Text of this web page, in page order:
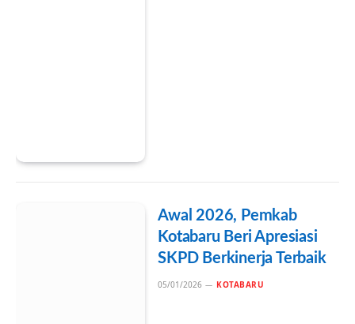
Awal 2026, Pemkab
Kotabaru Beri Apresiasi
SKPD Berkinerja Terbaik
05/01/2026 KOTABARU